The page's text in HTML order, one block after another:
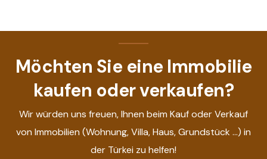
Möchten Sie eine Immobilie
kaufen oder verkaufen?
Wir würden uns freuen, Ihnen beim Kauf oder Verkauf
von Immobilien (Wohnung, Villa, Haus, Grundstück ...) in
der Türkei zu helfen!